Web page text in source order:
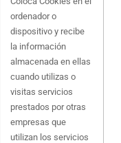
ordenador o
dispositivo y recibe
la información
almacenada en ellas
cuando utilizas o
visitas servicios
prestados por otras
empresas que
utilizan los servicios